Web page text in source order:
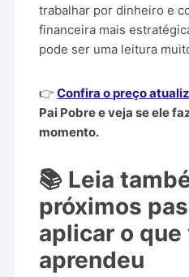
trabalhar por dinheiro e
financeira mais
pode ser uma leitura
👉Confira o preço
Pai Pobre e veja se ele
momento.
📚 Leia
próximos
aplicar o que
aprendeu